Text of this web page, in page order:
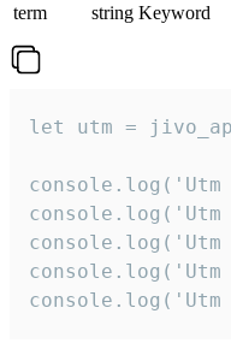
term
string Keyword
let utm =
console.log('Utm